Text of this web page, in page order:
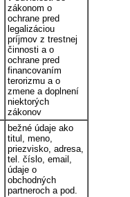
zákonom o
ochrane pred
legalizáciou
príjmov z trestnej
činnosti a o
ochrane pred
financovaním
terorizmu a o
zmene a doplnení
niektorých
zákonov
bežné údaje ako
titul, meno,
priezvisko, adresa,
tel. číslo, email,
údaje o
obchodných
partneroch a pod.